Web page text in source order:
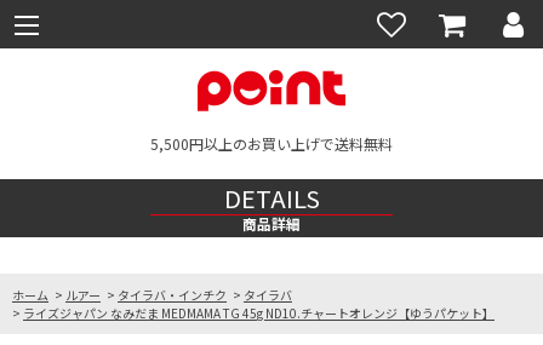
5,500円以上のお買い上げで送料無料
DETAILS
商品詳細
ホーム > ルアー > タイラバ・インチク > タイラバ
> ライズジャパン なみだま MEDMAMA TG 45g ND10.チャートオレンジ【ゆうパケット】